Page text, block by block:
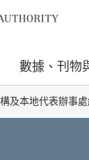
數據、刊物
及本地代表辦事